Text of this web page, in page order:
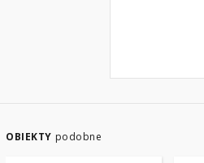
OBIEKTY podobne